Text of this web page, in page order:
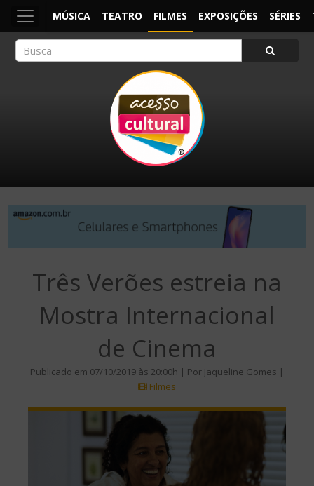
MÚSICA TEATRO FILMES EXPOSIÇÕES SÉRIES
Três Verões estreia na
Mostra Internacional
de Cinema
Publicado em 07/10/2019 às 20:00h | Por Jaqueline Gomes |
Filmes